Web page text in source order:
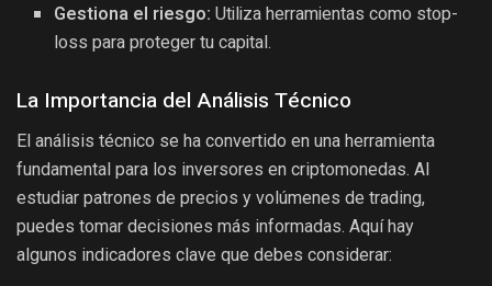
Gestiona el riesgo: Utiliza herramientas como stop-
loss para proteger tu capital.
La Importancia del Análisis Técnico
El análisis técnico se ha convertido en una herramienta
fundamental para los inversores en criptomonedas. Al
estudiar patrones de precios y volúmenes de trading,
puedes tomar decisiones más informadas. Aquí hay
algunos indicadores clave que debes considerar: